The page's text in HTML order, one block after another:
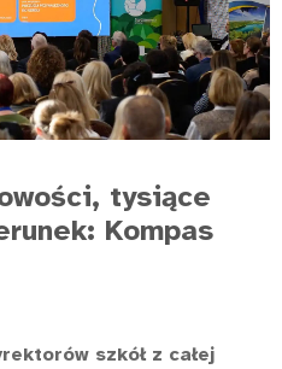
tysiące
Kompas
szkół z całej